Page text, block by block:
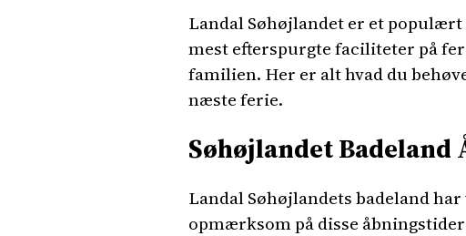
Landal Søhøjlandet er et
mest efterspurgte faciliteter på
familien. Her er alt hvad du
næste ferie.
Søhøjlandet
Landal Søhøjlandets badeland
opmærksom på disse